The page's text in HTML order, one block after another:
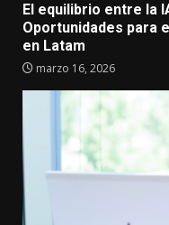
El equilibrio entre la
Oportunidades para
en Latam
marzo 16, 2026